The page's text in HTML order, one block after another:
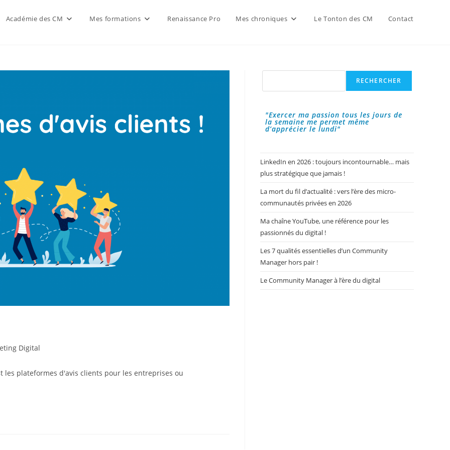
Académie des CM Mes formations Renaissance Pro Mes chroniques Le Tonton des CM Contact
Digital
les plateformes d'avis clients pour les entreprises ou
Rechercher
RECHERCHER
"Exercer ma passion tous les jours de
la semaine me permet même
d’apprécier le lundi"
LinkedIn en 2026 : toujours incontournable… mais
plus stratégique que jamais !
La mort du fil d’actualité : vers l’ère des micro-
communautés privées en 2026
Ma chaîne YouTube, une référence pour les
passionnés du digital !
Les 7 qualités essentielles d’un Community
Manager hors pair !
Le Community Manager à l’ère du digital